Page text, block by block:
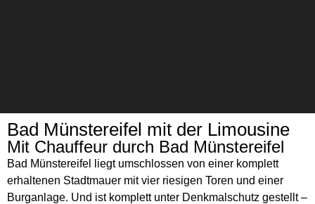
Chauffeurservice
Kontakt
Bad Münstereifel mit der Limousine
Mit Chauffeur durch Bad Münstereifel
Bad Münstereifel liegt umschlossen von einer komplett
erhaltenen Stadtmauer mit vier riesigen Toren und einer
Burganlage. Und ist komplett unter Denkmalschutz gestellt –